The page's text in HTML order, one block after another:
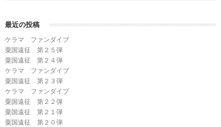
最近の投稿
ケラマ ファンダイブ
粟国遠征 第２５弾
粟国遠征 第２４弾
ケラマ ファンダイブ
粟国遠征 第２３弾
ケラマ ファンダイブ
粟国遠征 第２２弾
粟国遠征 第２１弾
粟国遠征 第２０弾